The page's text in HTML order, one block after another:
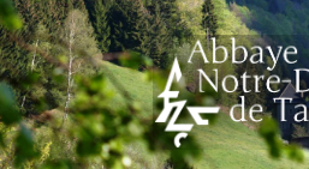
Aller
au
contenu.
|
Aller
à
la
navigation
Outils
personnels
Chercher par
Recherche
avancée…